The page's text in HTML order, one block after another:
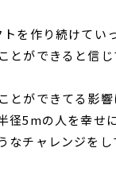
を作り続けてい
ができると信じ
とができてる影
径5mの人を幸せ
なチャレンジを